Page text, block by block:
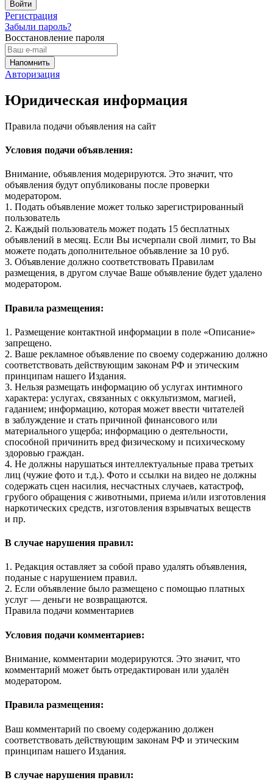
Регистрация
Забыли пароль?
Восстановление пароля
Авторизация
Юридическая информация
Правила подачи объявления на сайт
Условия подачи объявления:
Внимание, объявления модерируются. Это значит, что
объявления будут опубликованы после проверки
модератором.
1. Подать объявление может только зарегистрированный
пользователь
2. Каждый пользователь может подать 15 бесплатных
объявлений в месяц. Если Вы исчерпали свой лимит, то Вы
можете подать дополнительное объявление за 10 руб.
3. Объявление должно соответствовать Правилам
размещения, в другом случае Ваше объявление будет удалено
модератором.
Правила размещения:
1. Размещение контактной информации в поле «Описание»
запрещено.
2. Ваше рекламное объявление по своему содержанию должно
соответствовать действующим законам РФ и этическим
принципам нашего Издания.
3. Нельзя размещать информацию об услугах интимного
характера: услугах, связанных с оккультизмом, магией,
гаданием; информацию, которая может ввести читателей
в заблуждение и стать причиной финансового или
материального ущерба; информацию о деятельности,
способной причинить вред физическому и психическому
здоровью граждан.
4. Не должны нарушаться интеллектуальные права третьих
лиц (чужие фото и т.д.). Фото и ссылки на видео не должны
содержать сцен насилия, несчастных случаев, катастроф,
грубого обращения с животными, приема и/или изготовления
наркотических средств, изготовления взрывчатых веществ
и пр.
В случае нарушения правил:
1. Редакция оставляет за собой право удалять объявления,
поданые с нарушением правил.
2. Если объявление было размещено с помощью платных
услуг — деньги не возвращаются.
Правила подачи комментариев
Условия подачи комментариев:
Внимание, комментарии модерируются. Это значит, что
комментарий может быть отредактирован или удалён
модератором.
Правила размещения:
Ваш комментарий по своему содержанию должен
соответствовать действующим законам РФ и этическим
принципам нашего Издания.
В случае нарушения правил: